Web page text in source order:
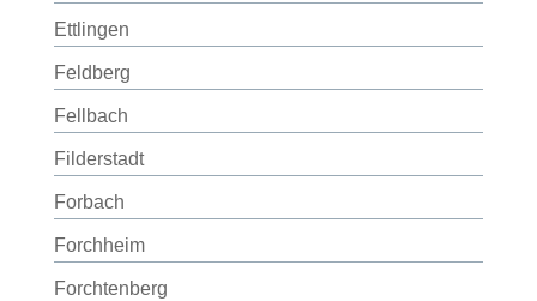
Ettlingen
Feldberg
Fellbach
Filderstadt
Forbach
Forchheim
Forchtenberg